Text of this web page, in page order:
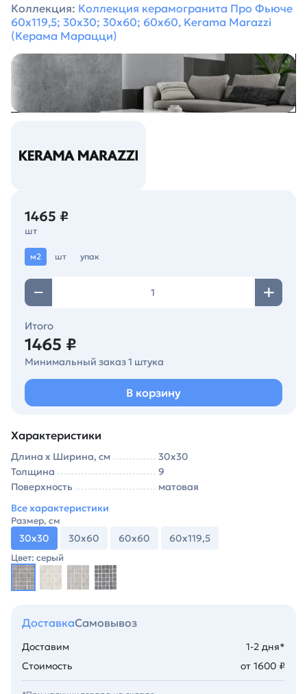
Коллекция: Коллекция керамогранита Про Фьюче
60х119,5; 30х30; 30х60; 60х60, Kerama Marazzi
(Керама Марацци)
1465 ₽
шт
м2 шт упак
Итого
1465 ₽
Минимальный заказ 1 штука
В корзину
Характеристики
Длина х Ширина, см
30х30
Толщина
9
Поверхность
матовая
Все характеристики
Размер, см
30х30 30х60 60х60 60х119,5
Цвет: серый
ДоставкаСамовывоз
Доставим
1-2 дня*
Стоимость
от 1600 ₽